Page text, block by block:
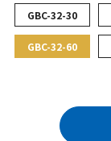
GBC-32-30
GBC-32-60